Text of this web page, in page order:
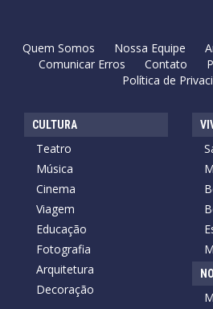
Quem Somos Nossa Equipe
Comunicar Erros
Contato
Política de
CULTURA
Teatro
Música
Cinema
Viagem
Educação
Fotografia
Arquitetura
Decoração